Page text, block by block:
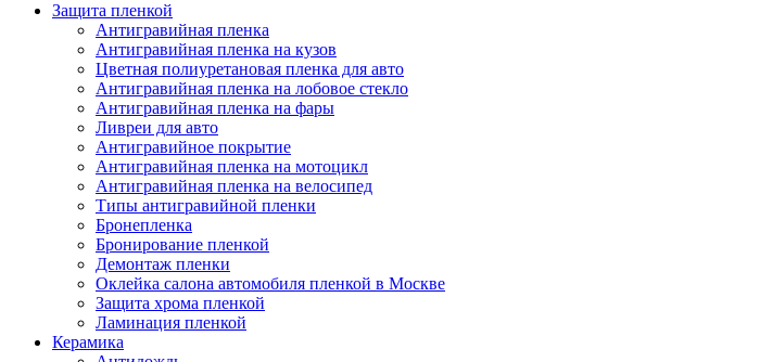
Защита пленкой
Антигравийная пленка
Антигравийная пленка на кузов
Цветная полиуретановая пленка для авто
Антигравийная пленка на лобовое стекло
Антигравийная пленка на фары
Ливреи для авто
Антигравийное покрытие
Антигравийная пленка на мотоцикл
Антигравийная пленка на велосипед
Типы антигравийной пленки
Бронепленка
Бронирование пленкой
Демонтаж пленки
Оклейка салона автомобиля пленкой в Москве
Защита хрома пленкой
Ламинация пленкой
Керамика